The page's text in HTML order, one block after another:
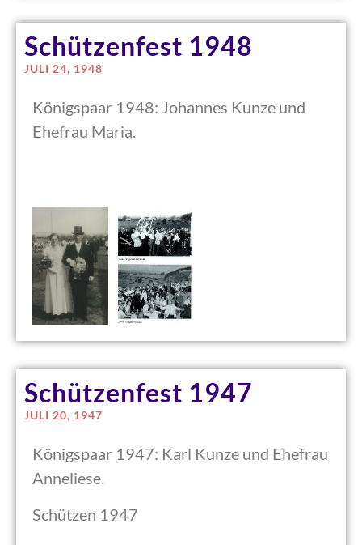
Schützenfest 1948
JULI 24, 1948
Königspaar 1948: Johannes Kunze und
Ehefrau Maria.
Schützenfest 1947
JULI 20, 1947
Königspaar 1947: Karl Kunze und Ehefrau
Anneliese.
Schützen 1947